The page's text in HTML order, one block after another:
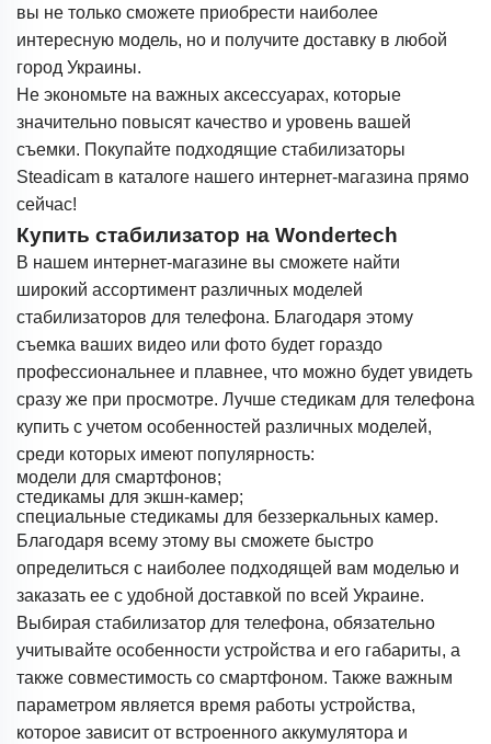
вы не только сможете приобрести наиболее
интересную модель, но и получите доставку в любой
город Украины.
Не экономьте на важных аксессуарах, которые
значительно повысят качество и уровень вашей
съемки. Покупайте подходящие стабилизаторы
Steadicam в каталоге нашего интернет-магазина прямо
сейчас!
Купить стабилизатор на Wondertech
В нашем интернет-магазине вы сможете найти
широкий ассортимент различных моделей
стабилизаторов для телефона. Благодаря этому
съемка ваших видео или фото будет гораздо
профессиональнее и плавнее, что можно будет увидеть
сразу же при просмотре. Лучше стедикам для телефона
купить с учетом особенностей различных моделей,
среди которых имеют популярность:
модели для смартфонов;
стедикамы для экшн-камер;
специальные стедикамы для беззеркальных камер.
Благодаря всему этому вы сможете быстро
определиться с наиболее подходящей вам моделью и
заказать ее с удобной доставкой по всей Украине.
Выбирая стабилизатор для телефона, обязательно
учитывайте особенности устройства и его габариты, а
также совместимость со смартфоном. Также важным
параметром является время работы устройства,
которое зависит от встроенного аккумулятора и